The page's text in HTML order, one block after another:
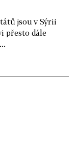
jsou v Sýrii
přesto dále